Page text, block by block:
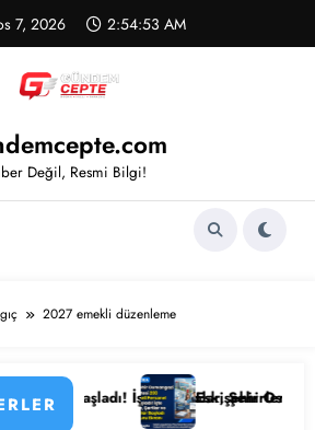
7, 2026 2:54:53 AM
Değil, Resmi Bilgi!
2027 emekli düzenleme
İşte Kadrolar, Şehirler ve Başvuru
Eskişehir Osmangazi